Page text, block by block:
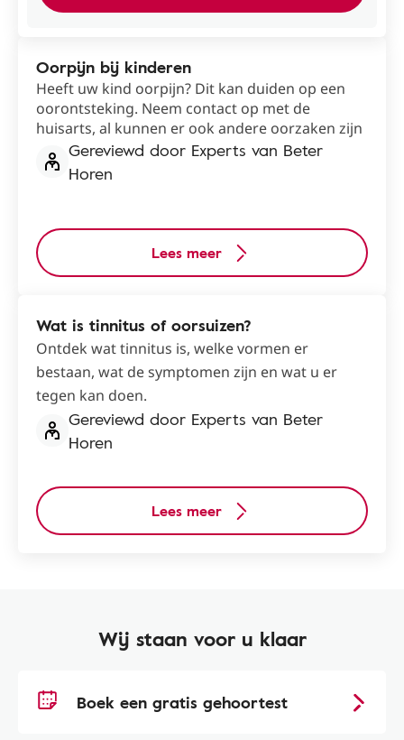
Oorpijn bij kinderen
Heeft uw kind oorpijn? Dit kan duiden op een
oorontsteking. Neem contact op met de
huisarts, al kunnen er ook andere oorzaken zijn
Gereviewd door Experts van Beter
Horen
Lees meer
Wat is tinnitus of oorsuizen?
Ontdek wat tinnitus is, welke vormen er
bestaan, wat de symptomen zijn en wat u er
tegen kan doen.
Gereviewd door Experts van Beter
Horen
Lees meer
Wij staan voor u klaar
Boek een gratis gehoortest